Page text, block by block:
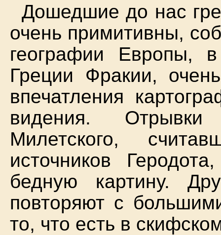
Дошедшие до нас
очень примитивны,
географии Европы,
Греции Фракии,
впечатления
видения.
Милетского,
источников
бедную картину.
повторяют с
то, что есть в